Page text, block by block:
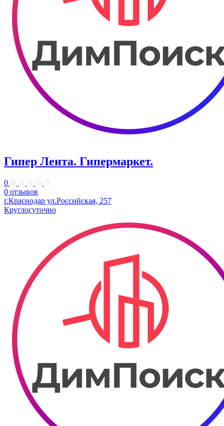
Гипер Лента. Гипермаркет.
0
0 отзывов
г.Краснодар ул.Российская, 257
Круглосуточно